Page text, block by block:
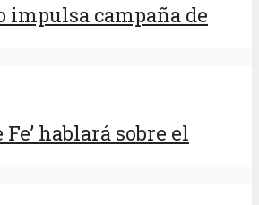
impulsa campaña de
Fe’ hablará sobre el